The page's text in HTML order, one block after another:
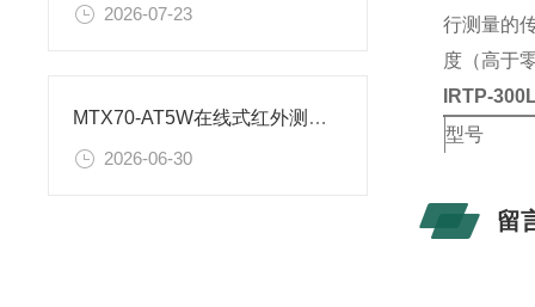
2026-07-23
MTX70-AT5W在线式红外测温仪安装尺寸图
2026-06-30
行测量的
度（高于
IRTP-
型号
IRTP-
IRTP-
留